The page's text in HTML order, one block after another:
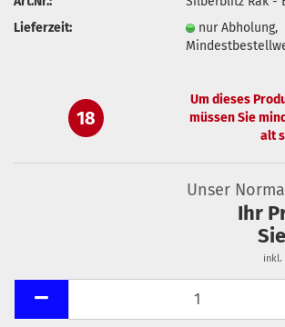
Lieferzeit:
nur Abholung,
18
Um dieses
müssen Sie
alt
Unser
Ihr
inkl.